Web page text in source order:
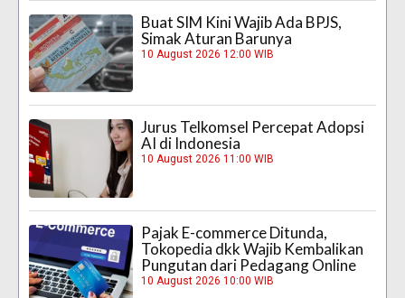
Buat SIM Kini Wajib Ada BPJS,
Simak Aturan Barunya
10 August 2026 12:00 WIB
Jurus Telkomsel Percepat Adopsi
AI di Indonesia
10 August 2026 11:00 WIB
Pajak E-commerce Ditunda,
Tokopedia dkk Wajib Kembalikan
Pungutan dari Pedagang Online
10 August 2026 10:00 WIB